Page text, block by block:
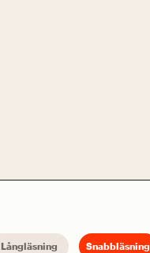
Långläsning Snabbläsning